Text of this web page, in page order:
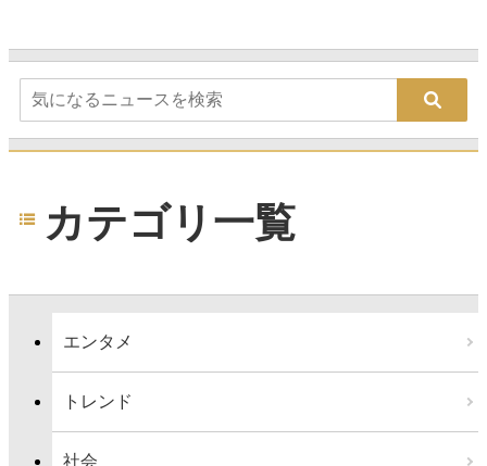
カテゴリ一覧
エンタメ
トレンド
社会